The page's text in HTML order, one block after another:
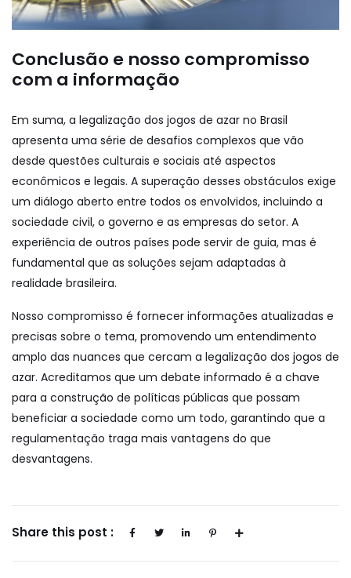
Conclusão e nosso compromisso
com a informação
Em suma, a legalização dos jogos de azar no Brasil
apresenta uma série de desafios complexos que vão
desde questões culturais e sociais até aspectos
econômicos e legais. A superação desses obstáculos exige
um diálogo aberto entre todos os envolvidos, incluindo a
sociedade civil, o governo e as empresas do setor. A
experiência de outros países pode servir de guia, mas é
fundamental que as soluções sejam adaptadas à
realidade brasileira.
Nosso compromisso é fornecer informações atualizadas e
precisas sobre o tema, promovendo um entendimento
amplo das nuances que cercam a legalização dos jogos de
azar. Acreditamos que um debate informado é a chave
para a construção de políticas públicas que possam
beneficiar a sociedade como um todo, garantindo que a
regulamentação traga mais vantagens do que
desvantagens.
Share this post :